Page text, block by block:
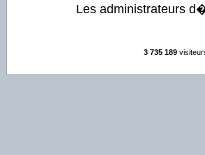
Les administrateurs
3 735 189